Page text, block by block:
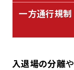
一方通行規制
入退場の分離や